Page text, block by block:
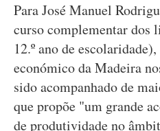
Para José Manuel
curso complementar dos
12.º ano de
económico da Madeira
sido acompanhado de
que propõe "um grande
de produtividade no